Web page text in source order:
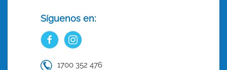
Síguenos en:
1700 352 476